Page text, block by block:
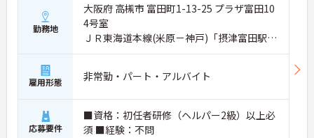
勤務地
大阪府 高槻市 富田町1-13-25 プラザ富田10
4号室
ＪＲ東海道本線(米原－神戸)「摂津富田駅」
徒歩2分
雇用形態 非常勤・パート・アルバイト
応募要件
■資格：初任者研修（ヘルパー2級）以上必
須 ■経験：不問